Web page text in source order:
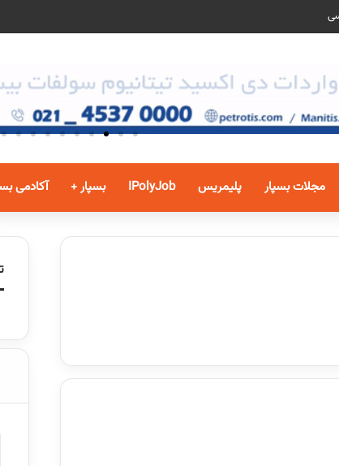
مجلات بسپار پلیمریس IPolyJob بسپار + آکادمی